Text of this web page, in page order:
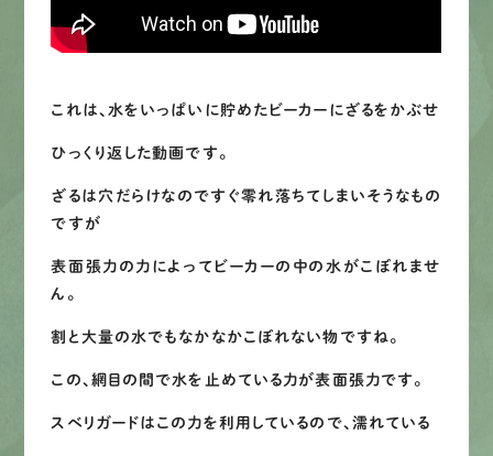
これは、水をいっぱいに貯めたビーカーにざるをかぶせ
ひっくり返した動画です。
ざるは穴だらけなのですぐ零れ落ちてしまいそうなもの
ですが
表面張力の力によってビーカーの中の水がこぼれませ
ん。
割と大量の水でもなかなかこぼれない物ですね。
この、網目の間で水を止めている力が表面張力です。
スベリガードはこの力を利用しているので、濡れている